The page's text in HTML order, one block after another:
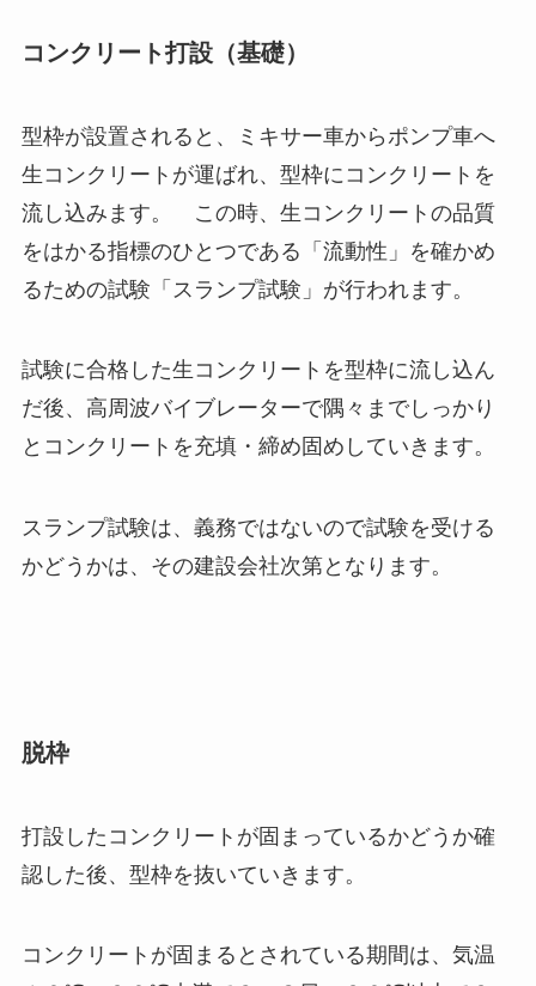
コンクリート打設（基礎）
型枠が設置されると、ミキサー車からポンプ車へ
生コンクリートが運ばれ、型枠にコンクリートを
流し込みます。 この時、生コンクリートの品質
をはかる指標のひとつである「流動性」を確かめ
るための試験「スランプ試験」が行われます。
試験に合格した生コンクリートを型枠に流し込ん
だ後、高周波バイブレーターで隅々までしっかり
とコンクリートを充填・締め固めしていきます。
スランプ試験は、義務ではないので試験を受ける
かどうかは、その建設会社次第となります。
脱枠
打設したコンクリートが固まっているかどうか確
認した後、型枠を抜いていきます。
コンクリートが固まるとされている期間は、気温